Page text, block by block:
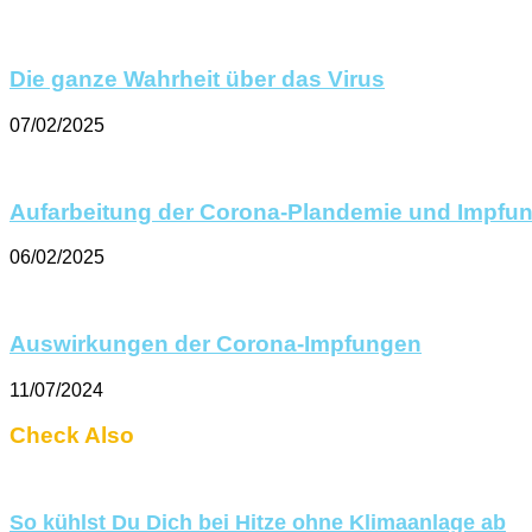
Die ganze Wahrheit über das Virus
07/02/2025
Aufarbeitung der Corona-Plandemie und
06/02/2025
Auswirkungen der Corona-Impfungen
11/07/2024
Check Also
So kühlst Du Dich bei Hitze ohne Klimaanlage ab